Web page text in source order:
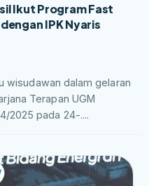
Ikut Program Fast
IPK Nyaris
wisudawan dalam gelaran
Terapan UGM
2025 pada 24-....